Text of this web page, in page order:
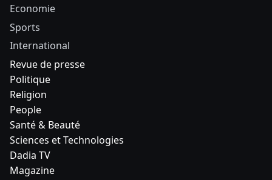
Economie
Sports
International
Revue de presse
Politique
Religion
People
Santé & Beauté
Sciences et Technologies
Dadia TV
Magazine